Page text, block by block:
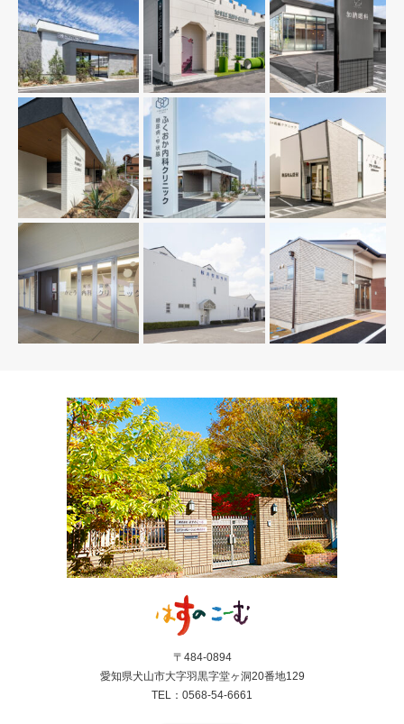
〒484-0894
愛知県犬山市大字羽黒字堂ヶ洞20番地129
TEL：0568-54-6661